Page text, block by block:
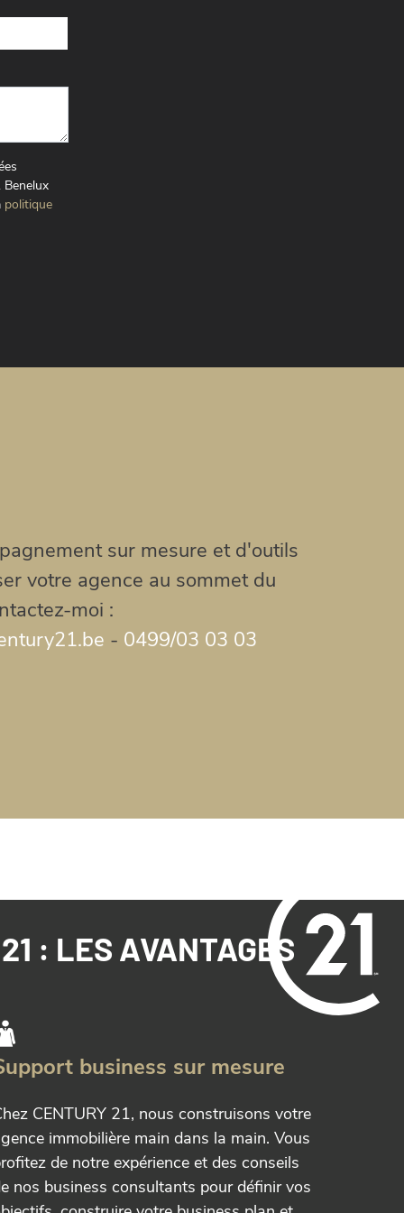
politique
sur mesure et d'outils
votre agence au sommet du
moi :
- 0499/03 03 03
: LES AVANTAGES
business sur mesure
CENTURY 21, nous construisons votre
immobilière main dans la main. Vous
de notre expérience et des conseils
nos business consultants pour définir vos